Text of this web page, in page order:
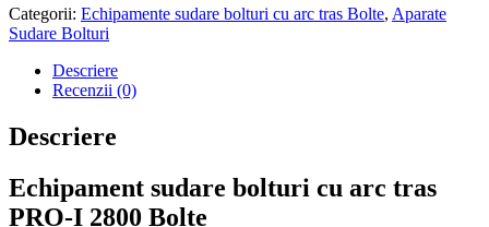
Categorii: Echipamente sudare bolturi cu arc tras Bolte, Aparate
Sudare Bolturi
Descriere
Recenzii (0)
Descriere
Echipament sudare bolturi cu arc tras
PRO-I 2800 Bolte